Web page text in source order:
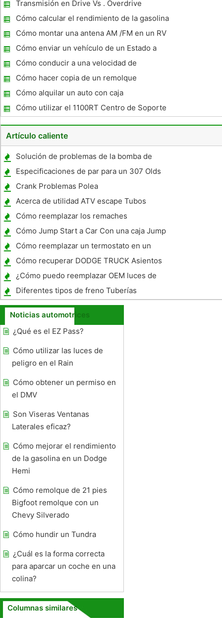
Transmisión en Drive Vs . Overdrive
Cómo calcular el rendimiento de la gasolina
para su coche
Cómo montar una antena AM /FM en un RV
Cómo enviar un vehículo de un Estado a
otro
Cómo conducir a una velocidad de
transmisión 5
Cómo hacer copia de un remolque
Cómo alquilar un auto con caja
Cómo utilizar el 1100RT Centro de Soporte
Asa de elevación
Artículo caliente
Solución de problemas de la bomba de
gasolina en una Silverado
Especificaciones de par para un 307 Olds
Crank Problemas Polea
Acerca de utilidad ATV escape Tubos
Cómo reemplazar los remaches
Cómo Jump Start a Car Con una caja Jump
Cómo reemplazar un termostato en un
Nissan Altima
Cómo recuperar DODGE TRUCK Asientos
¿Cómo puedo reemplazar OEM luces de
conducción con las luces antiniebla Amber?
Diferentes tipos de freno Tuberías
Noticias automotrices
¿Qué es el EZ Pass?
Cómo utilizar las luces de
peligro en el Rain
Cómo obtener un permiso en
el DMV
Son Viseras Ventanas
Laterales eficaz?
Cómo mejorar el rendimiento
de la gasolina en un Dodge
Hemi
Cómo remolque de 21 pies
Bigfoot remolque con un
Chevy Silverado
Cómo hundir un Tundra
¿Cuál es la forma correcta
para aparcar un coche en una
colina?
Columnas similares